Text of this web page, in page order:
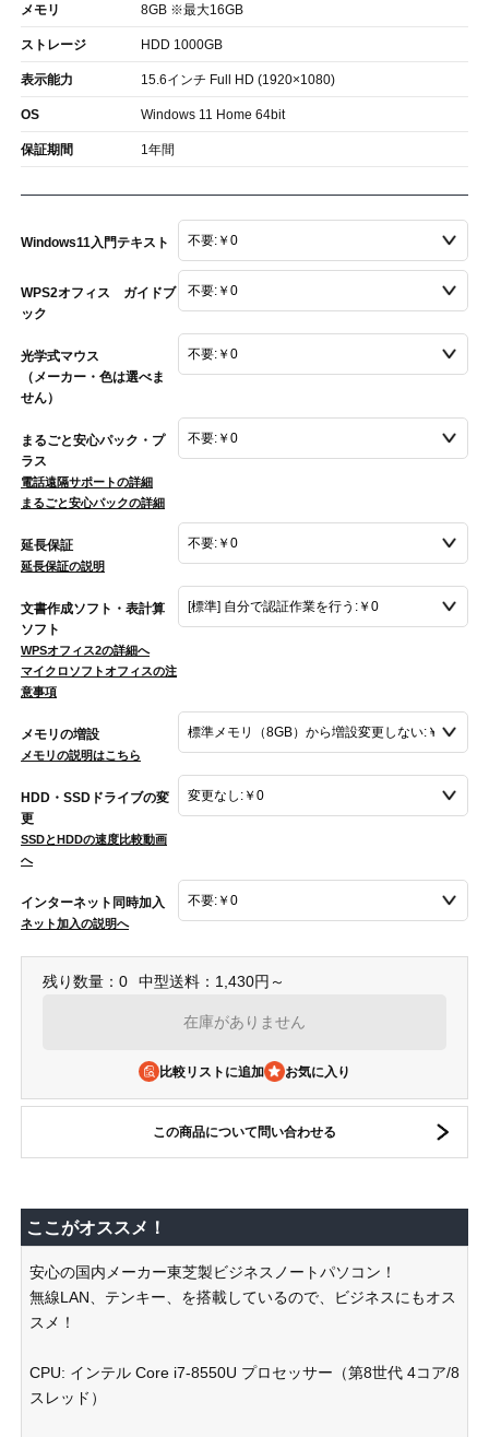
メモリ 8GB ※最大16GB
ストレージ HDD 1000GB
表示能力 15.6インチ Full HD (1920×1080)
OS Windows 11 Home 64bit
保証期間 1年間
Windows11入門テキスト
WPS2オフィス ガイドブ
ック
光学式マウス
（メーカー・色は選べま
せん）
まるごと安心パック・プ
ラス
電話遠隔サポートの詳細
まるごと安心パックの詳細
延長保証
延長保証の説明
文書作成ソフト・表計算
ソフト
WPSオフィス2の詳細へ
マイクロソフトオフィスの注
意事項
メモリの増設
メモリの説明はこちら
HDD・SSDドライブの変
更
SSDとHDDの速度比較動画
へ
インターネット同時加入
ネット加入の説明へ
残り数量：0 中型送料：1,430円～
在庫がありません
比較リストに追加
この商品について問い合わせる
ここがオススメ！
安心の国内メーカー東芝製ビジネスノートパソコン！
無線LAN、テンキー、を搭載しているので、ビジネスにもオス
スメ！
CPU: インテル Core i7-8550U プロセッサー（第8世代 4コア/8
スレッド）